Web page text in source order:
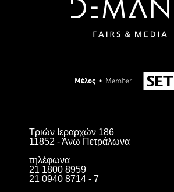
Τριών Ιεραρχών 186
11852 - Άνω Πετράλωνα
τηλέφωνα
21 1800 8959
21 0940 8714 - 7